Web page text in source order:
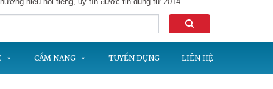
CẨM NANG TUYỂN DỤNG LIÊN HỆ